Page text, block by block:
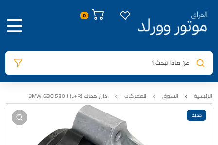
0
عن ماذا تبحث؟
الرئيسية السوق المحركات اذان محرك BMW G30 530 i (L+R)
صور المنتج معلومات المنتج السيارات المتوافقة
جديد